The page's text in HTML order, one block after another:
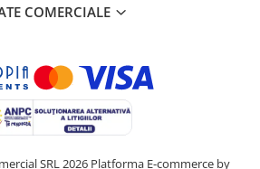
COMERCIALE
SRL 2026 Platforma E-commerce by